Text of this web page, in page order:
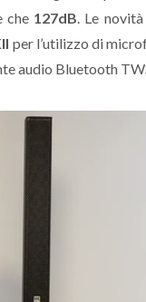
che 127dB. Le
per l’utilizzo di
audio Bluetooth